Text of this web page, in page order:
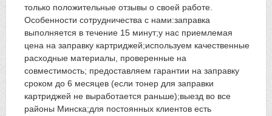
только положительные отзывы о своей работе.
Особенности сотрудничества с нами:заправка
выполняется в течение 15 минут;у нас приемлемая
цена на заправку картриджей;используем качественные
расходные материалы, проверенные на
совместимость; предоставляем гарантии на заправку
сроком до 6 месяцев (если тонер для заправки
картриджей не выработается раньше);выезд во все
районы Минска;для постоянных клиентов есть